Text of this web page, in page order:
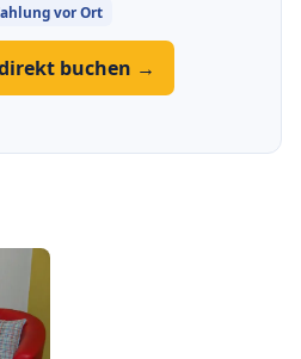
vor Ort
buchen →